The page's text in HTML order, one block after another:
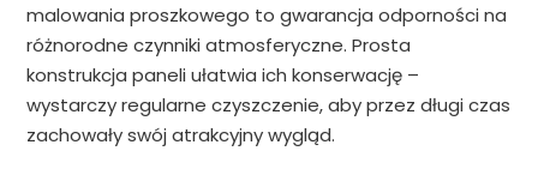
malowania proszkowego to gwarancja odporności na
różnorodne czynniki atmosferyczne. Prosta
konstrukcja paneli ułatwia ich konserwację –
wystarczy regularne czyszczenie, aby przez długi czas
zachowały swój atrakcyjny wygląd.